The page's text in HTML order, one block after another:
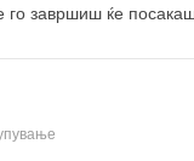
го завршиш ќе